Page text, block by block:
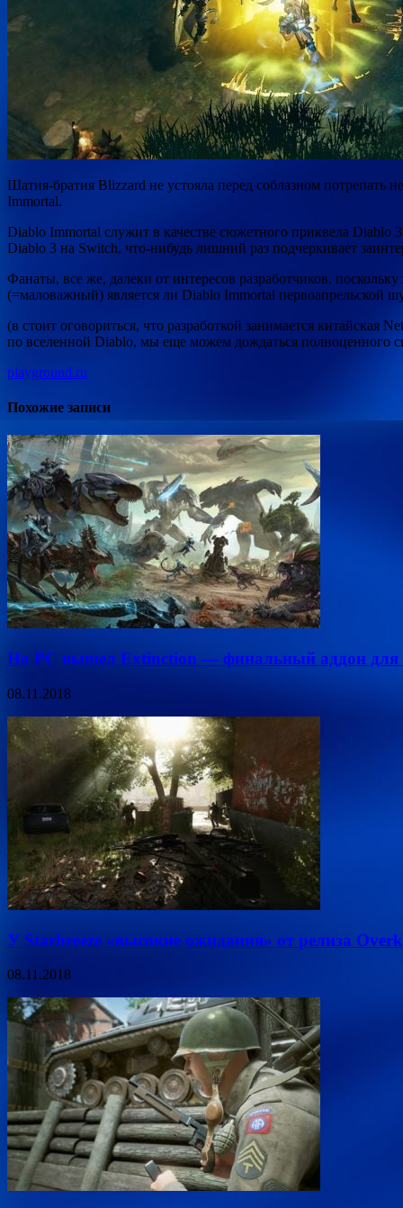
Шатия-братия Blizzard не устояла перед соблазном
Immortal.
Diablo Immortal служит в качестве сюжетного приквела Diablo
Diablo 3 на Switch, что-нибудь лишний раз подчеркивает
Фанаты, все же, далеки от интересов разработчиков,
(=маловажный) является ли Diablo Immortal первоапрельской
(в стоит оговориться, что разработкой занимается китайская
по вселенной Diablo, мы еще можем дождаться полноценного
playground.ru
Похожие записи
На PC вышел Extinction — финальный аддон для
08.11.2018
У Starbreeze «высокие ожидания» от релиза
08.11.2018